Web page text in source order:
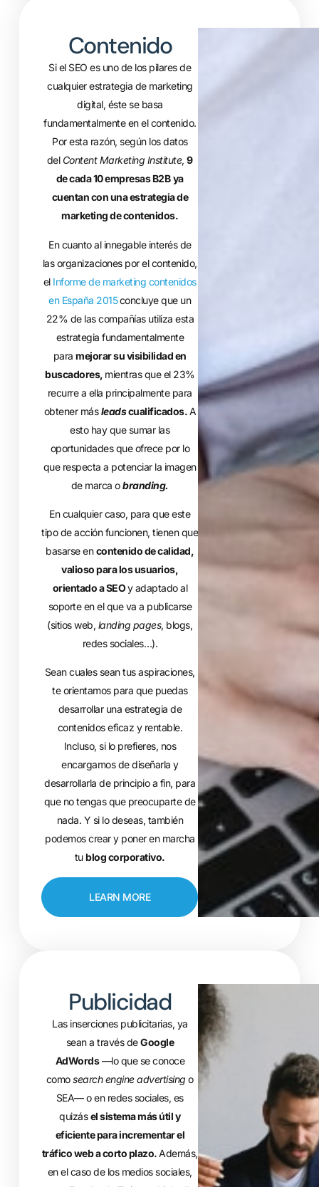
Contenido
Si el SEO es uno de los pilares de
cualquier estrategia de marketing
digital, éste se basa
fundamentalmente en el contenido.
Por esta razón, según los datos
del Content Marketing Institute,9
de cada 10 empresas B2B ya
cuentan con una estrategia de
marketing de contenidos.
En cuanto al innegable interés de
las organizaciones por el contenido,
el Informe de marketing contenidos
en España 2015concluye que un
22% de las compañías utiliza esta
estrategia fundamentalmente
paramejorar su visibilidad en
buscadores, mientras que el 23%
recurre a ella principalmente para
obtener másleadscualificados.A
esto hay que sumar las
oportunidades que ofrece por lo
que respecta a potenciar la imagen
de marca obranding.
En cualquier caso, para que este
tipo de acción funcionen, tienen que
basarse encontenido de calidad,
valioso para los usuarios,
orientado a SEOy adaptado al
soporte en el que va a publicarse
(sitios web, landing pages, blogs,
redes sociales…).
Sean cuales sean tus aspiraciones,
te orientamos para que puedas
desarrollar una estrategia de
contenidos eficaz y rentable.
Incluso, si lo prefieres, nos
encargamos de diseñarla y
desarrollarla de principio a fin, para
que no tengas que preocuparte de
nada. Y si lo deseas, también
podemos crear y poner en marcha
tu blog corporativo.
LEARN MORE
Publicidad
Las inserciones publicitarias, ya
sean a través deGoogle
AdWords—lo que se conoce
comosearch engine advertisingo
SEA— o en redes sociales, es
quizásel sistema más útil y
eficiente para incrementar el
tráfico web a corto plazo.Además,
en el caso de los medios sociales,